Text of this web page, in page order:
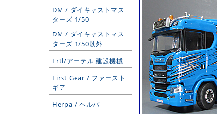
DM / ダイキャストマス
ターズ 1/50
DM / ダイキャストマス
ターズ 1/50以外
Ertl/アーテル 建設機械
First Gear / ファースト
ギア
Herpa / ヘルパ